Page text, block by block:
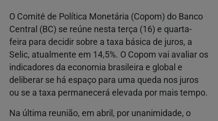
O Comitê de Política Monetária (Copom) do Banco
Central (BC) se reúne nesta terça (16) e quarta-
feira para decidir sobre a taxa básica de juros, a
Selic, atualmente em 14,5%. O Copom vai avaliar os
indicadores da economia brasileira e global e
deliberar se há espaço para uma queda nos juros
ou se a taxa permanecerá elevada por mais tempo.
Na última reunião, em abril, por unanimidade, o